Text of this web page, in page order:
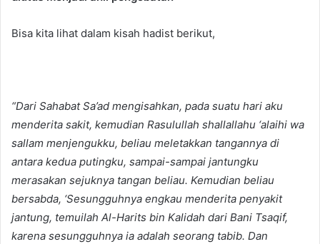
Bisa kita lihat dalam kisah hadist berikut,
“Dari Sahabat Sa’ad mengisahkan, pada suatu hari aku
menderita sakit, kemudian Rasulullah shallallahu ‘alaihi wa
sallam menjengukku, beliau meletakkan tangannya di
antara kedua putingku, sampai-sampai jantungku
merasakan sejuknya tangan beliau. Kemudian beliau
bersabda, ‘Sesungguhnya engkau menderita penyakit
jantung, temuilah Al-Harits bin Kalidah dari Bani Tsaqif,
karena sesungguhnya ia adalah seorang tabib. Dan